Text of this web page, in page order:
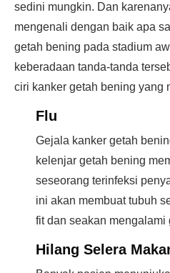
sedini mungkin. Dan
mengenali dengan baik apa
getah bening pada stadium
keberadaan tanda-tanda
ciri kanker getah bening yang
Flu
Gejala kanker getah
kelenjar getah bening
seseorang terinfeksi
ini akan membuat tubuh
fit dan seakan
Hilang Selera